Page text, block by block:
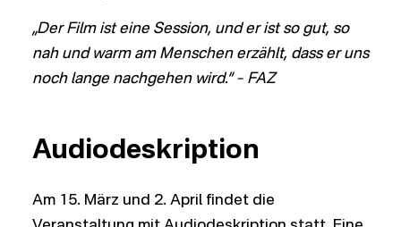
„Der Film ist eine Session, und er ist so gut, so
nah und warm am Menschen erzählt, dass er uns
noch lange nachgehen wird.“ – FAZ
Audiodeskription
Am 15. März und 2. April findet die